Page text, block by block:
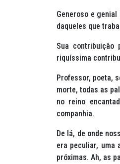
Generoso e
daqueles que
Sua contribuição
riquíssima
Professor, poeta,
morte, todas as
no reino
companhia.
De lá, de onde
era peculiar, uma
próximas. Ah, as